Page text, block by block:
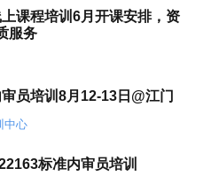
课程培训6月开课安排，资
服务
员培训8月12-13日@江门
中心
标准内审员培训